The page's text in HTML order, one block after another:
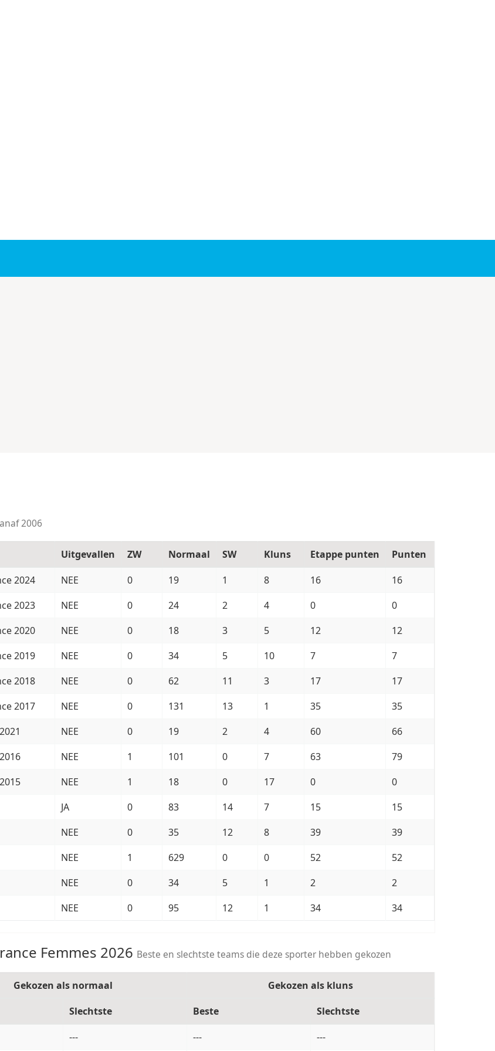
2006
Uitgevallen ZW Normaal SW Kluns Etappe punten
Punten
2024
NEE 0 19 1 8 16
16
2023
NEE 0 24 2 4 0
0
2020
NEE 0 18 3 5 12
12
2019
NEE 0 34 5 10 7
7
2018
NEE 0 62 11 3 17
17
2017
NEE 0 131 13 1 35
35
NEE 0 19 2 4 60
66
NEE 1 101 0 7 63
79
NEE 1 18 0 17 0
0
JA 0 83 14 7 15
15
NEE 0 35 12 8 39
39
NEE 1 629 0 0 52
52
NEE 0 34 5 1 2
2
NEE 0 95 12 1 34 34
Femmes 2026 Beste en slechtste teams die deze sporter hebben gekozen
Gekozen als normaal
Gekozen als kluns
Slechtste Beste
Slechtste
--- --- ---